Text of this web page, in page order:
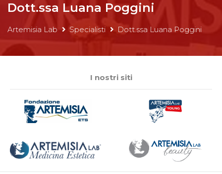
Dott.ssa Luana Poggini
Artemisia Lab Specialisti Dott.ssa Luana Poggini
I nostri siti